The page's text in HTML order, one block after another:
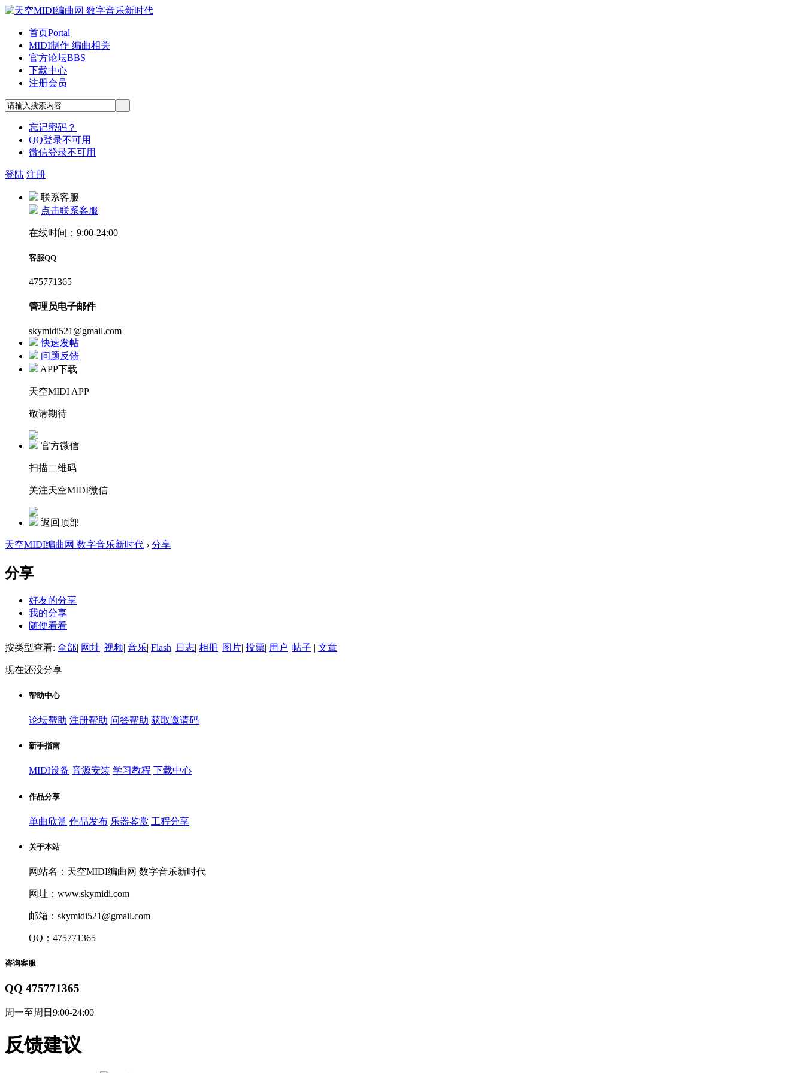
首页Portal
MIDI制作 编曲相关
官方论坛BBS
下载中心
注册会员
忘记密码？
QQ登录不可用
微信登录不可用
登陆 注册
联系客服
点击联系客服
在线时间：9:00-24:00
客服QQ
475771365
管理员电子邮件
skymidi521@gmail.com
快速发帖
问题反馈
APP下载
天空MIDI APP
敬请期待
官方微信
扫描二维码
关注天空MIDI微信
返回顶部
天空MIDI编曲网 数字音乐新时代 › 分享
分享
好友的分享
我的分享
随便看看
按类型查看: 全部| 网址| 视频| 音乐| Flash| 日志| 相册| 图片| 投票| 用户| 帖子 | 文章
现在还没分享
帮助中心
论坛帮助 注册帮助 问答帮助 获取邀请码
新手指南
MIDI设备 音源安装 学习教程 下载中心
作品分享
单曲欣赏 作品发布 乐器鉴赏 工程分享
关于本站
网站名：天空MIDI编曲网 数字音乐新时代
网址：www.skymidi.com
邮箱：skymidi521@gmail.com
QQ：475771365
咨询客服
QQ 475771365
周一至周日9:00-24:00
反馈建议